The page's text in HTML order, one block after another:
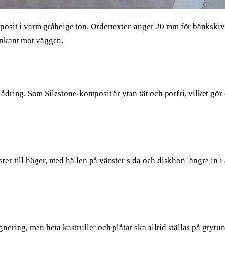
i varm gråbeige ton. Ordertexten anger 20 mm för
mot väggen.
Som Silestone-komposit är ytan tät och porfri, vilket
till höger, med hällen på vänster sida och diskhon längre in
men heta kastruller och plåtar ska alltid ställas på